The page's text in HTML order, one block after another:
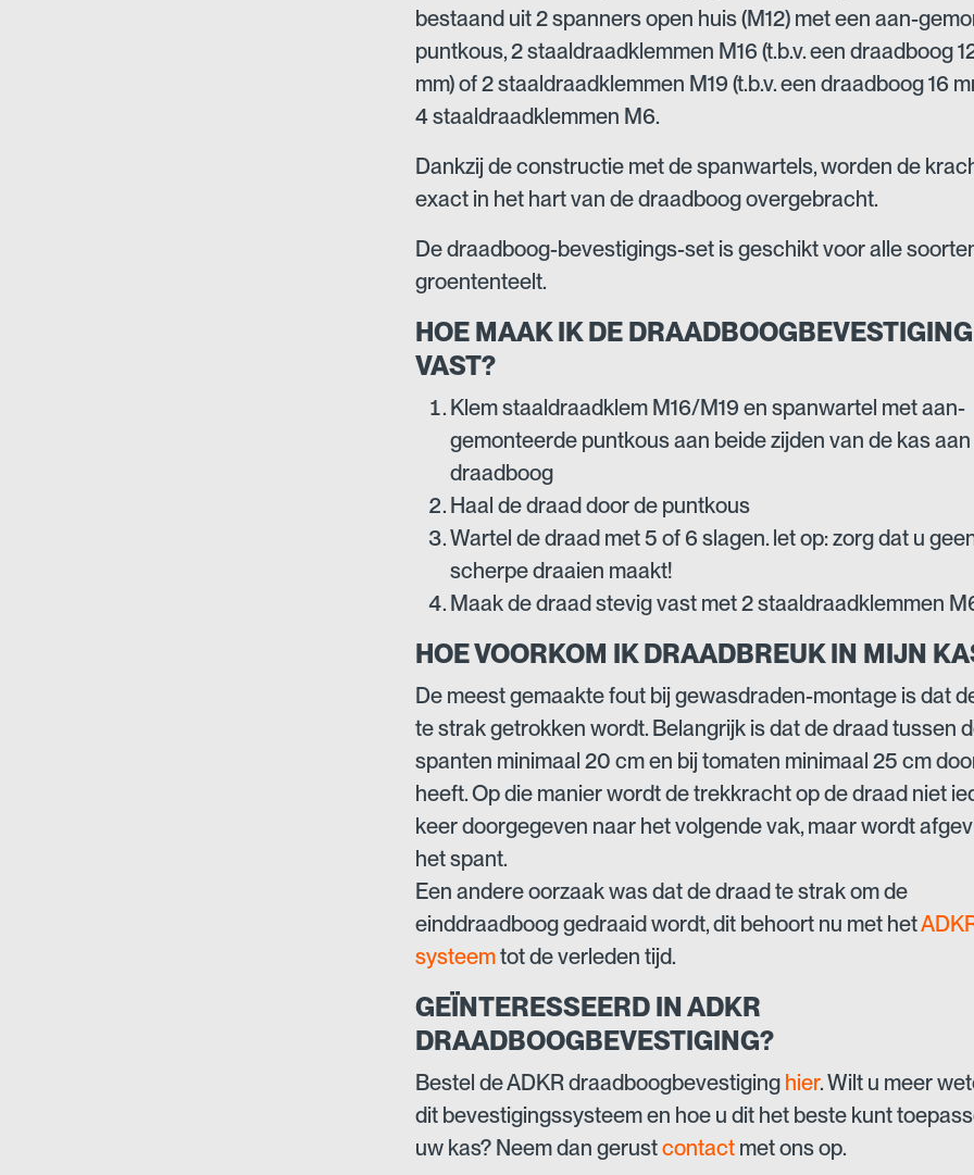
bestaand uit 2 spanners open huis (M12) met een aan-
puntkous, 2 staaldraadklemmen M16 (t.b.v. een draadboog
mm) of 2 staaldraadklemmen M19 (t.b.v. een draadboog 16
4 staaldraadklemmen M6.
Dankzij de constructie met de spanwartels, worden de
exact in het hart van de draadboog overgebracht.
De draadboog-bevestigings-set is geschikt voor alle
groententeelt.
HOE MAAK IK DE DRAADBOOGBEVESTIGING
VAST?
Klem staaldraadklem M16/M19 en spanwartel met aan-
gemonteerde puntkous aan beide zijden van de kas
draadboog
Haal de draad door de puntkous
Wartel de draad met 5 of 6 slagen. let op: zorg dat u
scherpe draaien maakt!
Maak de draad stevig vast met 2 staaldraadklemmen
HOE VOORKOM IK DRAADBREUK IN MIJN
De meest gemaakte fout bij gewasdraden-montage is dat
te strak getrokken wordt. Belangrijk is dat de draad tussen
spanten minimaal 20 cm en bij tomaten minimaal 25 cm
heeft. Op die manier wordt de trekkracht op de draad niet
keer doorgegeven naar het volgende vak, maar wordt
het spant.
Een andere oorzaak was dat de draad te strak om de
einddraadboog gedraaid wordt, dit behoort nu met het
systeemtot de verleden tijd.
GEÏNTERESSEERD IN ADKR
DRAADBOOGBEVESTIGING?
Bestel de ADKR draadboogbevestiging hier. Wilt u meer
dit bevestigingssysteem en hoe u dit het beste kunt
uw kas? Neem dan gerustcontactmet ons op.